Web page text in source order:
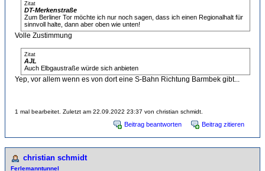
Zitat
DT-Merkenstraße
Zum Berliner Tor möchte ich nur noch sagen, dass ich einen Regionalhalt für
sinnvoll halte, dann aber oben wie unten!
Volle Zustimmung
Zitat
AJL
Auch Elbgaustraße würde sich anbieten
Yep, vor allem wenn es von dort eine S-Bahn Richtung Barmbek gibt...
1 mal bearbeitet. Zuletzt am 22.09.2022 23:37 von christian schmidt.
Beitrag beantworten Beitrag zitieren
christian schmidt
Ferlemanntunnel